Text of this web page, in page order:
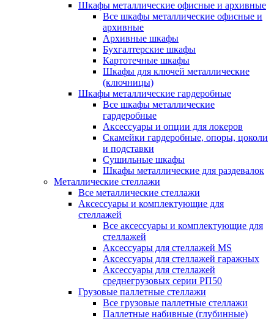
Шкафы металлические офисные и архивные
Все шкафы металлические офисные и
архивные
Архивные шкафы
Бухгалтерские шкафы
Картотечные шкафы
Шкафы для ключей металлические
(ключницы)
Шкафы металлические гардеробные
Все шкафы металлические
гардеробные
Аксессуары и опции для локеров
Скамейки гардеробные, опоры, цоколи
и подставки
Сушильные шкафы
Шкафы металлические для раздевалок
Металлические стеллажи
Все металлические стеллажи
Аксессуары и комплектующие для
стеллажей
Все аксессуары и комплектующие для
стеллажей
Аксессуары для стеллажей MS
Аксессуары для стеллажей гаражных
Аксессуары для стеллажей
среднегрузовых серии РП50
Грузовые паллетные стеллажи
Все грузовые паллетные стеллажи
Паллетные набивные (глубинные)